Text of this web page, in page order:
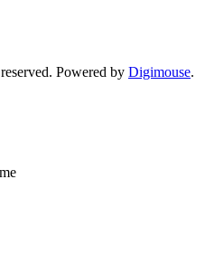
Powered by Digimouse.